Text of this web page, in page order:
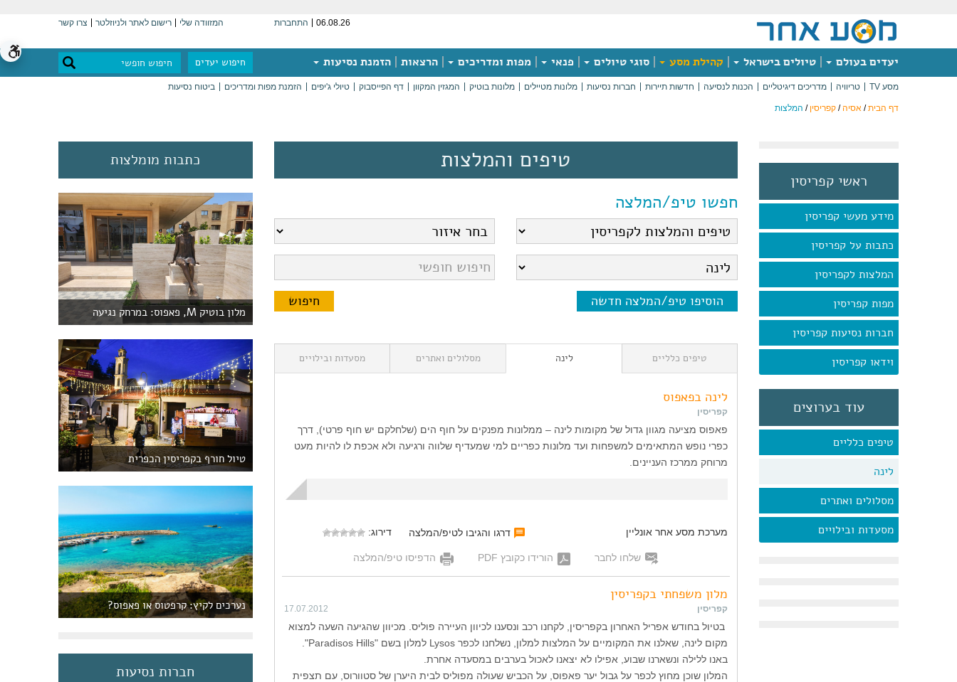
06.08.26 התחברות המזוודה שלי רישום לאתר ולניוזלטר צרו קשר
יעדים בעולם טיולים בישראל קהילת מסע סוגי טיולים פנאי מפות ומדריכים הרצאות הזמנת נסיעות חיפוש יעדים
מסע TV טריוויה מדריכים דיגיטליים הכנות לנסיעה חדשות תיירות חברות נסיעות מלונות מטיילים מלונות בוטיק המגזין המקוון דף הפייסבוק טיולי ג'יפים הזמנת מפות ומדריכים ביטוח נסיעות
דף הבית/ אסיה/ קפריסין / המלצות
ראשי קפריסין
מידע מעשי קפריסין
כתבות על קפריסין
המלצות לקפריסין
מפות קפריסין
חברות נסיעות קפריסין
וידאו קפריסין
עוד בערוצים
טיפים כלליים
לינה
מסלולים ואתרים
מסעדות ובילויים
טיפים והמלצות
חפשו טיפ/המלצה
הוסיפו טיפ/המלצה חדשה
טיפים כלליים לינה מסלולים ואתרים מסעדות ובילויים
לינה בפאפוס
קפריסין
פאפוס מציעה מגוון גדול של מקומות לינה – ממלונות מפנקים על חוף הים (שלחלקם יש חוף פרטי), דרך
כפרי נופש המתאימים למשפחות ועד מלונות כפריים למי שמעדיף שלווה ורגיעה ולא אכפת לו להיות מעט
מרוחק ממרכז העניינים.
מערכת מסע אחר אונליין דרגו והגיבו לטיפ/המלצה דירוג:
שלחו לחבר הורידו כקובץ PDF הדפיסו טיפ/המלצה
מלון משפחתי בקפריסין
קפריסין 17.07.2012
בטיול בחודש אפריל האחרון בקפריסין, לקחנו רכב ונסענו לכיוון העיירה פוליס. מכיוון שהגיעה השעה למצוא
מקום לינה, שאלנו את המקומיים על המלצות למלון, נשלחנו לכפר Lysos למלון בשם "Paradisos Hills".
באנו ללילה ונשארנו שבוע, אפילו לא יצאנו לאכול בערבים במסעדה אחרת.
המלון שוכן מחוץ לכפר על גבול יער פאפוס, על הכביש שעולה מפוליס לבית היערן של סטוורוס, עם תצפית
כתבות מומלצות
מלון בוטיק M, פאפוס: במרחק נגיעה
טיול חורף בקפריסין הכפרית
נערכים לקיץ: קרפטוס או פאפוס?
חברות נסיעות